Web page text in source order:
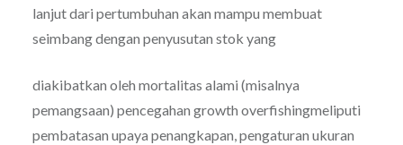
lanjut dari pertumbuhan akan mampu membuat
seimbang dengan penyusutan stok yang
diakibatkan oleh mortalitas alami (misalnya
pemangsaan) pencegahan growth overfishingmeliputi
pembatasan upaya penangkapan, pengaturan ukuran